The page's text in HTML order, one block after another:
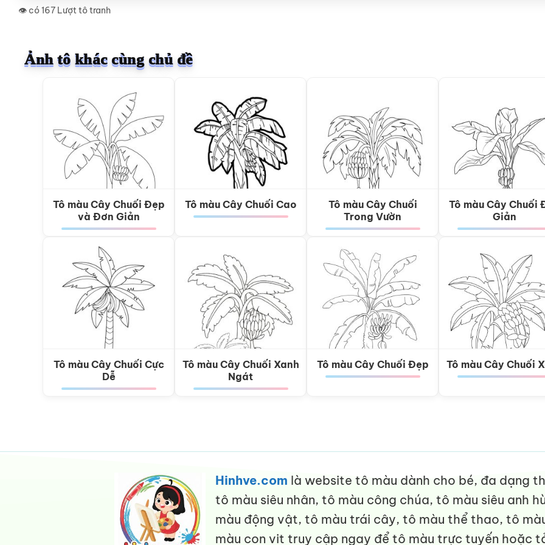
👁️ có 167 Lượt tô tranh
Ảnh tô khác cùng chủ đề
Tô màu Cây Chuối Đẹp
và Đơn Giản
Tô màu Cây Chuối Cao
Tô màu Cây Chuối
Trong Vườn
Tô màu Cây Chuối
Giản
Tô màu Cây Chuối Cực
Dễ
Tô màu Cây Chuối Xanh
Ngát
Tô màu Cây Chuối Đẹp Tô màu Cây Chuối
Hinhve.com là website tô màu dành cho bé, đa dạng
tô màu siêu nhân, tô màu công chúa, tô màu siêu anh
màu động vật, tô màu trái cây, tô màu thể thao, tô
màu con vit truy cập ngay để tô màu trực tuyến hoặc